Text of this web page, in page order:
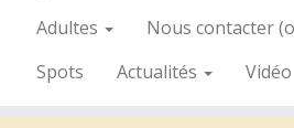
Adultes
Nous contacter
Spots
Actualités Vidéo